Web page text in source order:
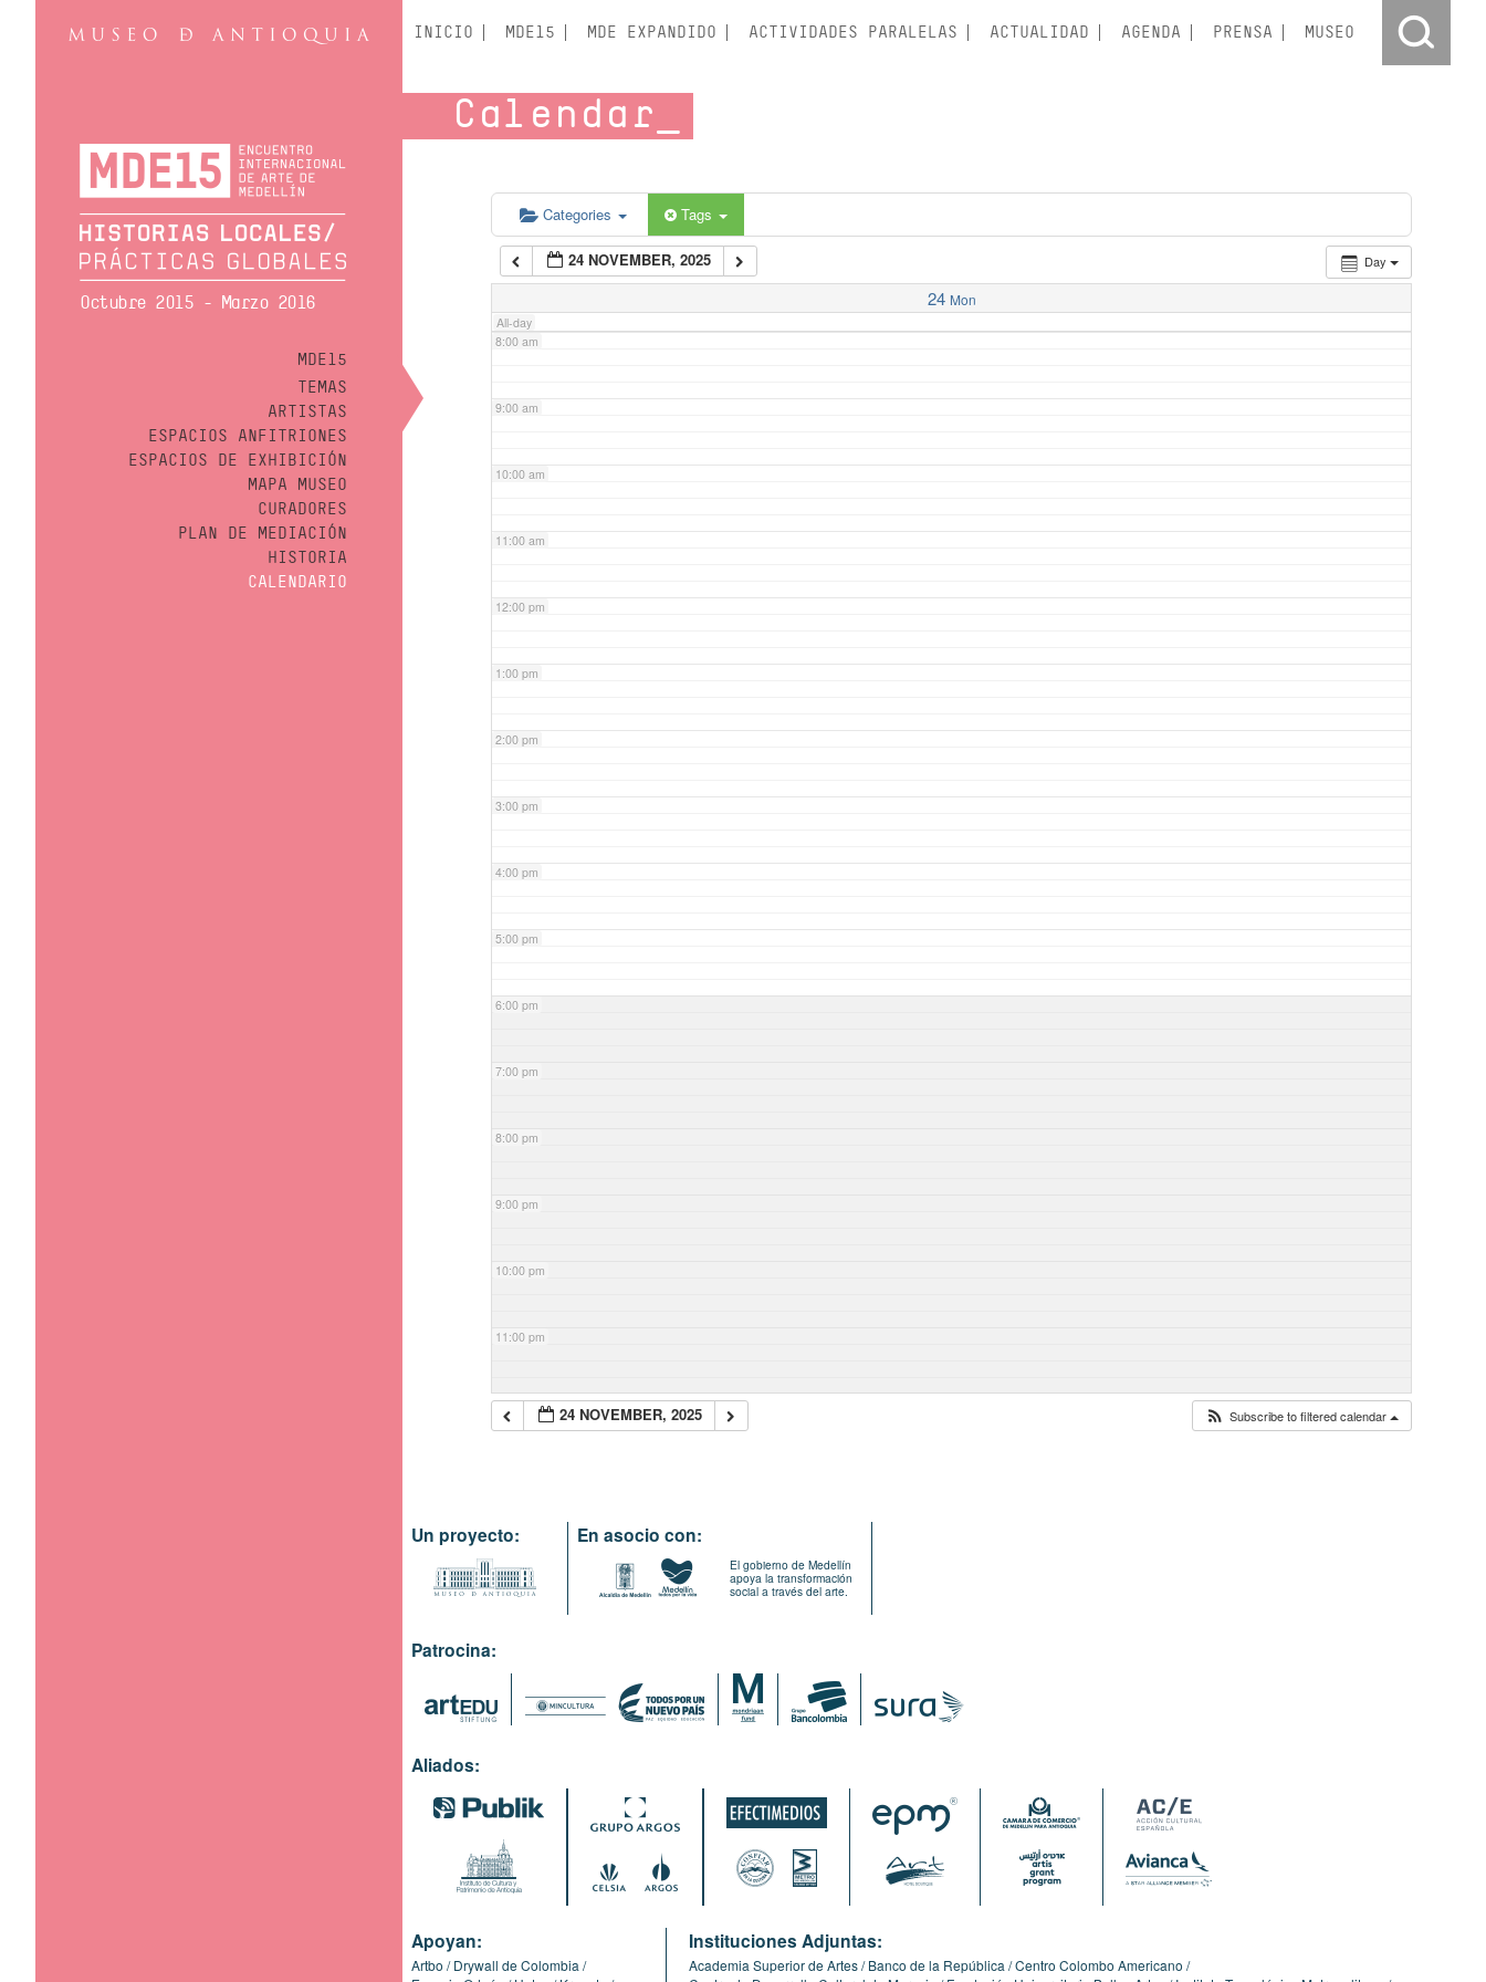
Octubre 2015 - Marzo 2016
MDE15
TEMAS
ARTISTAS
ESPACIOS ANFITRIONES
ESPACIOS DE EXHIBICIÓN
MAPA MUSEO
CURADORES
PLAN DE MEDIACIÓN
HISTORIA
CALENDARIO
INICIO MDE15 MDE EXPANDIDO ACTIVIDADES PARALELAS ACTUALIDAD AGENDA PRENSA MUSEO
Calendar
Categories Tags
Day
24 NOVEMBER, 2025
24 Mon
All-day
5:00 am
6:00 am
7:00 am
8:00 am
9:00 am
10:00 am
11:00 am
12:00 pm
1:00 pm
2:00 pm
3:00 pm
4:00 pm
5:00 pm
6:00 pm
7:00 pm
8:00 pm
9:00 pm
10:00 pm
11:00 pm
24 NOVEMBER, 2025 Subscribe to filtered calendar
Un proyecto: En asocio con:
El gobierno de Medellín
apoya la transformación
social a través del arte.
Patrocina:
Aliados:
Apoyan:
Artbo
Drywall de Colombia
Instituciones Adjuntas:
Academia Superior de Artes Banco de la República Centro Colombo Americano